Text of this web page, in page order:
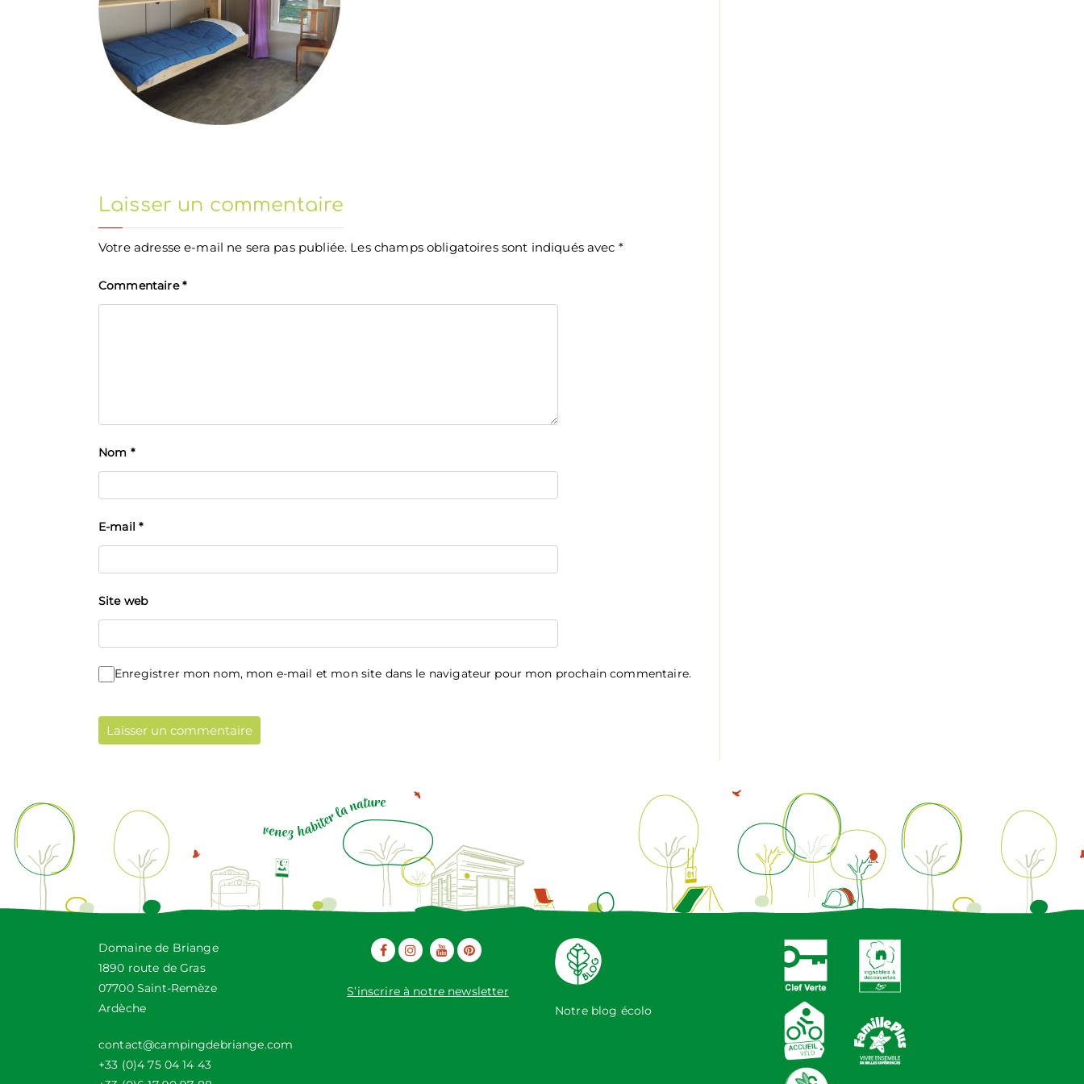
Laisser un commentaire
Votre adresse e-mail ne sera pas publiée. Les champs obligatoires sont indiqués avec *
Commentaire*
Nom *
E-mail*
Site web
Enregistrer mon nom, mon e-mail et mon site dans le navigateur pour mon prochain commentaire.
Domaine de Briange
1890 route de Gras
07700 Saint-Remèze
Ardèche
contact@campingdebriange.com
+33 (0)4 75 04 14 43
S’inscrire à notre newsletter
Notre blog écolo